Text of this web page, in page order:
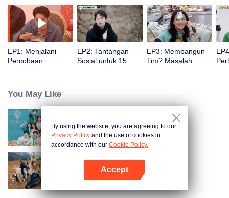
titik itu terbuka pula kemungkinan mencari tahu lebih jauh bagaimana
kehidupan pinggiran kota di era baru ini.
EP1: Menjalani
Percobaan
Dandan dan Hans
Zhang Berselisih?
EP2: Tantangan
Sosial untuk 15
EP3: Membangun
Tim? Masalah
You May Like
Negeri Ajaib S2
Negeri Ajaib S3
By using the website, you are agreeing to our
Privacy Policy and the use of cookies in
accordance with our Cookie Policy.
Accept